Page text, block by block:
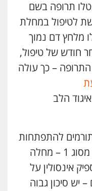
עם סוכרת מסוג 1 שנטלו תרופה בשם
לטיפול במחלת
מסוג 2, סבלו מלחץ דם נמוך
חודש של טיפול,
– כך עולה
הלב
להתפתחות
מחלות לב. לאנשים עם סוכרת מסוג 1 – מחלה
אינסולין על
יש סיכון גבוה